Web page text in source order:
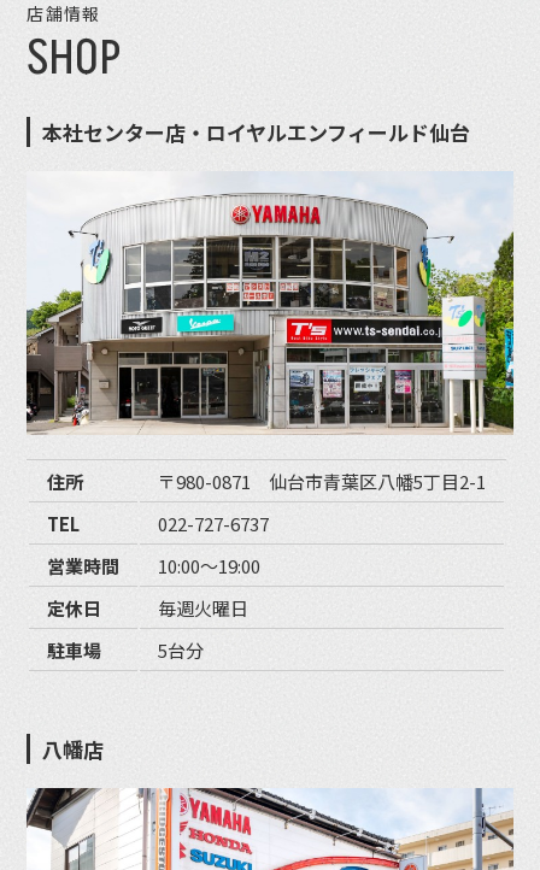
店舗情報
SHOP
本社センター店・ロイヤルエンフィールド仙台
住所
〒980-0871 仙台市青葉区八幡5丁目2-1
TEL
022-727-6737
営業時間
10:00〜19:00
定休日
毎週火曜日
駐車場
5台分
八幡店